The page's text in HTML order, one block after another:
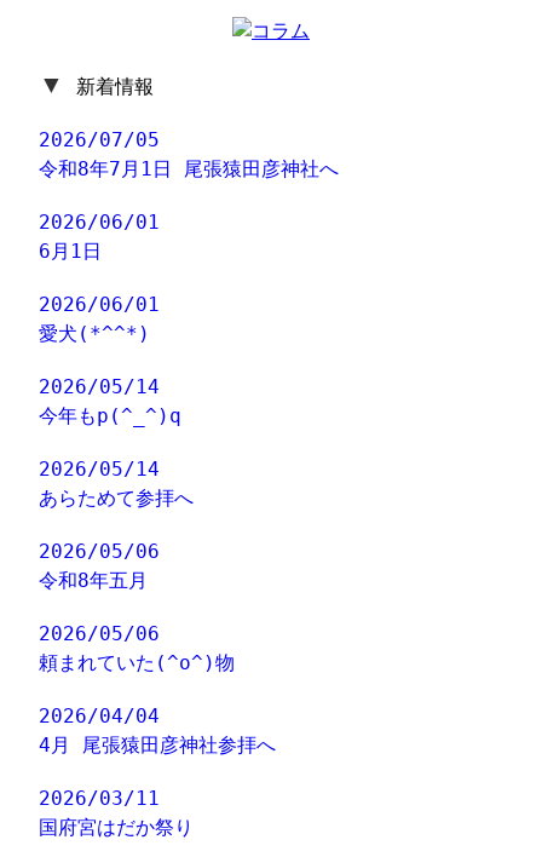
▼ 新着情報
2026/07/05
令和8年7月1日 尾張猿田彦神社へ
2026/06/01
6月1日
2026/06/01
愛犬(*^^*)
2026/05/14
今年もp(^_^)q
2026/05/14
あらためて参拝へ
2026/05/06
令和8年五月
2026/05/06
頼まれていた(^o^)物
2026/04/04
4月 尾張猿田彦神社参拝へ
2026/03/11
国府宮はだか祭り